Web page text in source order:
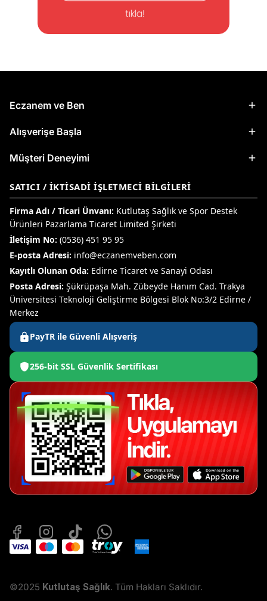
Eczanem ve Ben
Alışverişe Başla
Müşteri Deneyimi
SATICI / İKTISADI İŞLETMECI BILGILERI
Firma Adı / Ticari Ünvanı: Kutlutaş Sağlık ve Spor Destek
Ürünleri Pazarlama Ticaret Limited Şirketi
İletişim No: (0536) 451 95 95
E-posta Adresi: info@eczanemveben.com
Kayıtlı Olunan Oda: Edirne Ticaret ve Sanayi Odası
Posta Adresi: Şükrüpaşa Mah. Zübeyde Hanım Cad. Trakya
Üniversitesi Teknoloji Geliştirme Bölgesi Blok No:3/2 Edirne /
Merkez
PayTR ile Güvenli Alışveriş
256-bit SSL Güvenlik Sertifikası
©2025 Kutlutaş Sağlık. Tüm Hakları Saklıdır.